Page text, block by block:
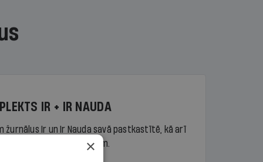
IR + IR NAUDA
žurnālus Ir un Ir Nauda savā pastkastītē, kā arī
portāla ir.lv saturam.
×